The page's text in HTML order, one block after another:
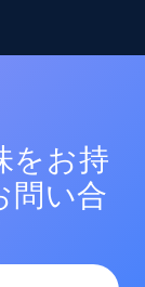
をお持
問い合